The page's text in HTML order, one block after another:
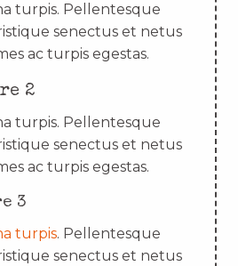
turpis. Pellentesque
senectus et netus
ac turpis egestas.
2
turpis. Pellentesque
senectus et netus
ac turpis egestas.
3
turpis. Pellentesque
senectus et netus